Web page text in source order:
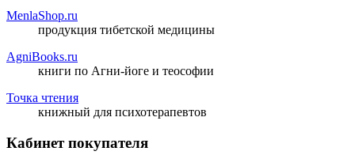
MenlaShop.ru
продукция тибетской медицины
AgniBooks.ru
книги по Агни-йоге и теософии
Точка чтения
книжный для психотерапевтов
Кабинет покупателя